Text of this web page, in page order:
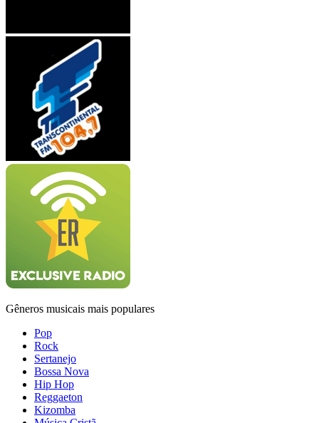
Gêneros musicais mais populares
Pop
Rock
Sertanejo
Bossa Nova
Hip Hop
Reggaeton
Kizomba